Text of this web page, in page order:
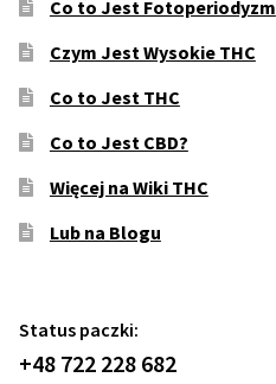
Co to Jest Fotoperiodyzm
Czym Jest Wysokie THC
Co to Jest THC
Co to Jest CBD?
Więcej na Wiki THC
Lub na Blogu
Status paczki:
+48 722 228 682